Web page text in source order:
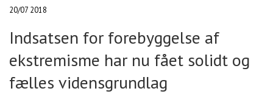
20/07 2018
Indsatsen for forebyggelse af
ekstremisme har nu fået solidt og
fælles vidensgrundlag